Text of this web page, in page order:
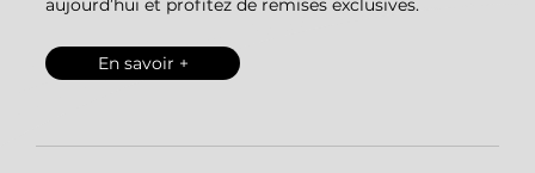
aujourd’hui et profitez de remises exclusives.
En savoir +